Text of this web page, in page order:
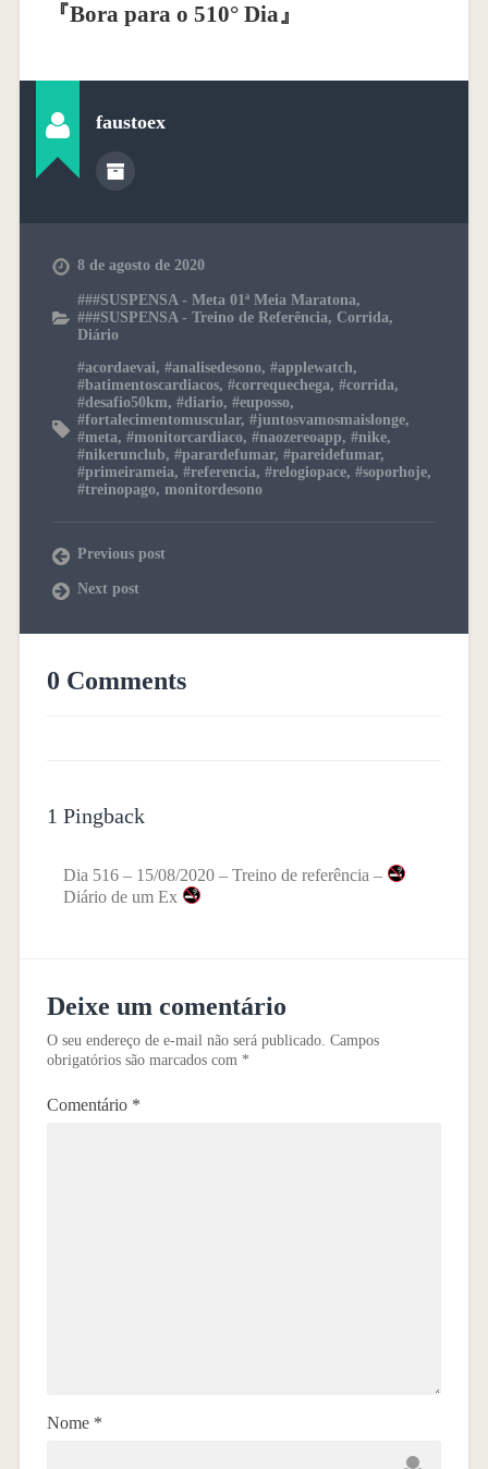
『Bora para o 510° Dia』
faustoex
8 de agosto de 2020
###SUSPENSA - Meta 01ª Meia Maratona,
###SUSPENSA - Treino de Referência, Corrida,
Diário
#acordaevai, #analisedesono, #applewatch,
#batimentoscardiacos, #correquechega, #corrida,
#desafio50km, #diario, #euposso,
#fortalecimentomuscular, #juntosvamosmaislonge,
#meta, #monitorcardiaco, #naozereoapp, #nike,
#nikerunclub, #parardefumar, #pareidefumar,
#primeirameia, #referencia, #relogiopace, #soporhoje,
#treinopago, monitordesono
Previous post
Next post
0 Comments
1 Pingback
Dia 516 – 15/08/2020 – Treino de referência –
Diário de um Ex
Deixe um comentário
O seu endereço de e-mail não será publicado. Campos
obrigatórios são marcados com *
Comentário *
Nome *